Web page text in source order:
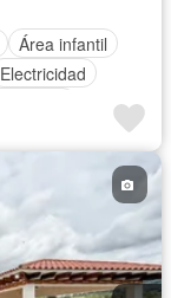
Área infantil
Electricidad
Vista panorámica